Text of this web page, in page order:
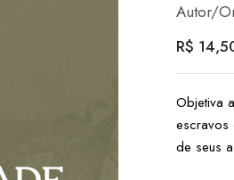
Autor/
R$
Objetiva
de seus